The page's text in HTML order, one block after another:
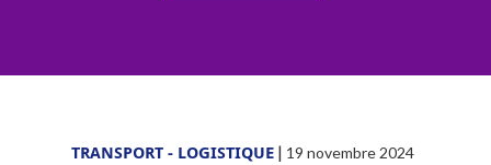
TRANSPORT - LOGISTIQUE | 19 novembre 2024